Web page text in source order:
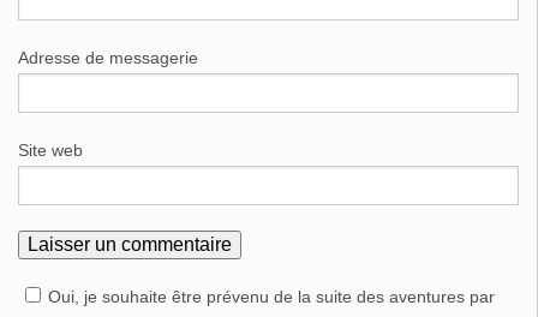
Adresse de messagerie
Site web
Oui, je souhaite être prévenu de la suite des aventures par